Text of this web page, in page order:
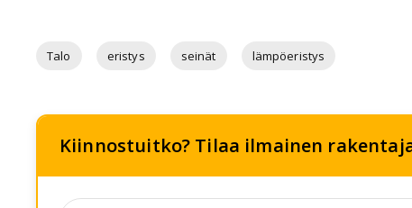
Talo eristys seinät lämpöeristys
Kiinnostuitko? Tilaa ilmainen